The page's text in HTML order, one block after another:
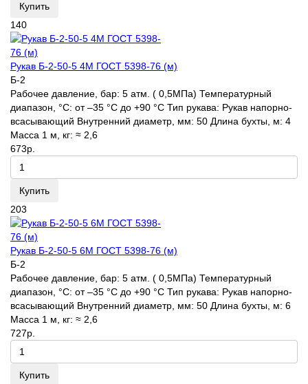
Купить
140
Рукав Б-2-50-5 4М ГОСТ 5398-76 (м)
Б-2
Рабочее давление, бар: 5 атм. ( 0,5МПа) Температурный
диапазон, °C: от –35 °С до +90 °С Тип рукава: Рукав напорно-
всасывающий Внутренний диаметр, мм: 50 Длина бухты, м: 4
Масса 1 м, кг: ≈ 2,6
673р.
Купить
203
Рукав Б-2-50-5 6М ГОСТ 5398-76 (м)
Б-2
Рабочее давление, бар: 5 атм. ( 0,5МПа) Температурный
диапазон, °C: от –35 °С до +90 °С Тип рукава: Рукав напорно-
всасывающий Внутренний диаметр, мм: 50 Длина бухты, м: 6
Масса 1 м, кг: ≈ 2,6
727р.
Купить